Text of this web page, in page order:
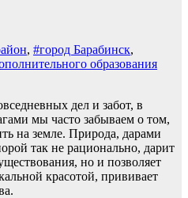
, #город Барабинск,
образования
дел и забот, в
мы часто забываем о том,
на земле. Природа, дарами
так не рационально, дарит
но и позволяет
красотой, прививает